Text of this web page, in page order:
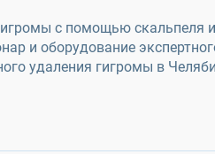
с помощью скальпеля
и оборудование
удаления гигромы в